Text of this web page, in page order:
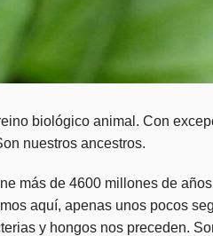
biológico animal. Con
nuestros ancestros.
más de 4600 millones de
aquí, apenas unos pocos
y hongos nos preceden.